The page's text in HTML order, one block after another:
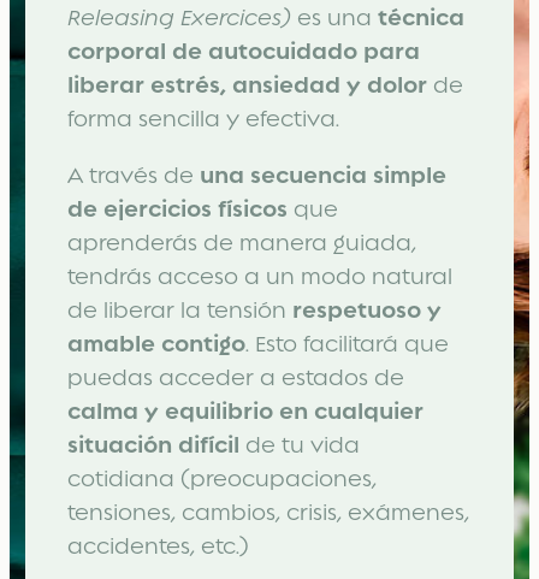
Releasing Exercices) es unatécnica
corporal de autocuidado para
liberar estrés, ansiedad y dolor de
forma sencilla y efectiva.
A través de una secuencia simple
de ejercicios físicos que
aprenderás de manera guiada,
tendrás acceso a un modo natural
de liberar la tensión respetuoso y
amable contigo. Esto facilitará que
puedas acceder a estados de
calma y equilibrio en cualquier
situación difícil de tu vida
cotidiana (preocupaciones,
tensiones, cambios, crisis, exámenes,
accidentes, etc.)